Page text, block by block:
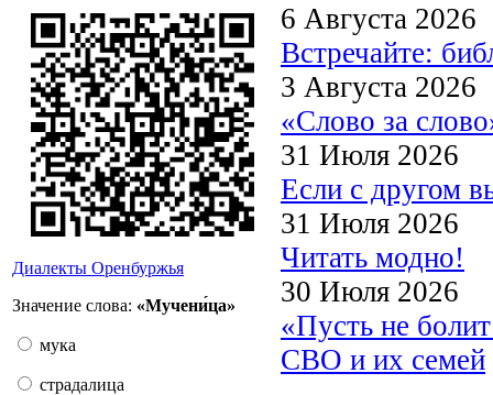
Диалекты Оренбуржья
Значение слова: «Мучени́ца»
мука
страдалица
6 Августа 2026
Встречайте:
3 Августа 2026
«Слово за
31 Июля 2026
Если с другом
31 Июля 2026
Читать модно!
30 Июля 2026
«Пусть не
СВО и их семей